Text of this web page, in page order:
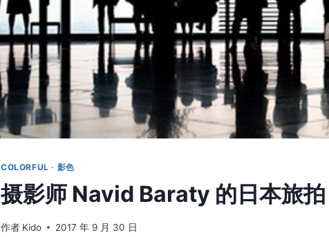
COLORFUL · 影色
摄影师 Navid Baraty 的日本旅拍
作者 Kido 2017 年 9 月 30 日